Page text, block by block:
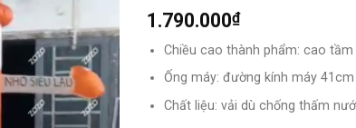
1.790.000₫
Chiều cao thành phẩm: cao
Ống máy: đường kính máy 41cm
Chất liệu: vải dù chống thấm